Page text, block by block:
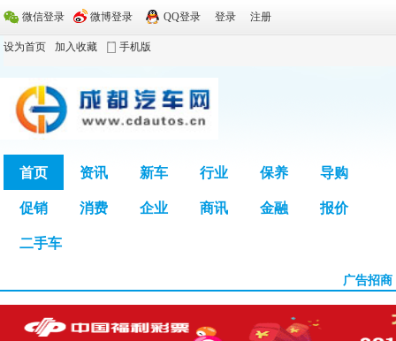
微信登录 微博登录 QQ登录 登录 注册
设为首页 加入收藏 手机版
首页 资讯 新车 行业 保养 导购
促销 消费 企业 商讯 金融 报价
二手车
广告招商